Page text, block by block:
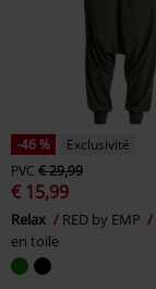
-46 %
Exclusivité
PVC € 29,99
€ 15,99
Relax RED by EMP
en toile